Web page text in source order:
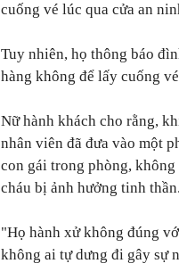
cuống vé lúc qua cửa an
Tuy nhiên, họ thông báo
hàng không để lấy cuống
Nữ hành khách cho rằng,
nhân viên đã đưa vào một
con gái trong phòng,
cháu bị ảnh hưởng tinh
"Họ hành xử không đúng
không ai tự dưng đi gây sự